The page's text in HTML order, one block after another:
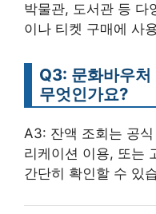
박물관, 도서관 등 다
이나 티켓 구매에 사
Q3: 문화바우처
무엇인가요?
A3: 잔액 조회는 공
리케이션 이용, 또는
간단히 확인할 수 있